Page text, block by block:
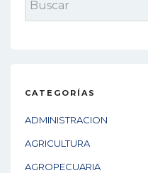
CATEGORÍAS
ADMINISTRACION
AGRICULTURA
AGROPECUARIA